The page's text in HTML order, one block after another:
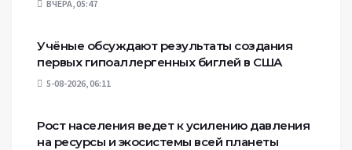
ВЧЕРА, 05:47
Учёные обсуждают результаты создания
первых гипоаллергенных биглей в США
5-08-2026, 06:11
Рост населения ведет к усилению давления
на ресурсы и экосистемы всей планеты